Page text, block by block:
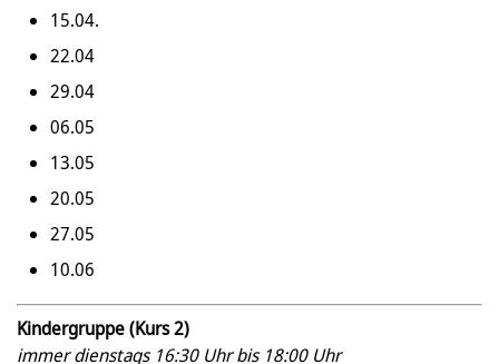
15.04.
22.04
29.04
06.05
13.05
20.05
27.05
10.06
Kindergruppe (Kurs 2)
immer dienstags 16:30 Uhr bis 18:00 Uhr